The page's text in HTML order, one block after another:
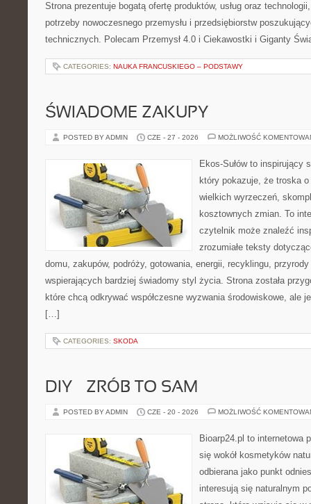
Strona prezentuje bogatą ofertę produktów, usług oraz
potrzeby nowoczesnego przemysłu i przedsiębiorstw
technicznych. Polecam Przemysł 4.0 i Ciekawostki i Giganty
CATEGORIES: NAUKA FRANCUSKIEGO – PODSTAWY
ŚWIADOME ZAKUPY
POSTED BY ADMIN CZE - 27 - 2026 MOŻLIWOŚĆ
Ekos-Sułów to inspirujący
który pokazuje, że troska
wielkich wyrzeczeń,
kosztownych zmian. To
czytelnik może znaleźć
zrozumiałe teksty
domu, zakupów, podróży, gotowania, energii, recyklingu,
wspierających bardziej świadomy styl życia. Strona została
które chcą odkrywać współczesne wyzwania środowiskowe, ale
[…]
CATEGORIES: SKODA
DIY – ZRÓB TO SAM
POSTED BY ADMIN CZE - 20 - 2026 MOŻLIWOŚĆ
Bioarp24.pl to internetowa
się wokół kosmetyków
odbierana jako punkt
interesują się naturalnym